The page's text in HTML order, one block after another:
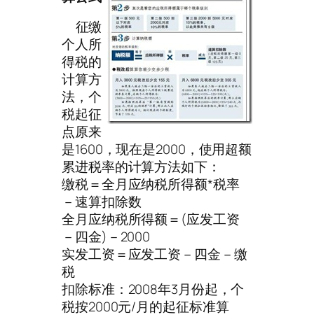
征缴
个人所
得税的
计算方
法，个
税起征
点原来
是1600，现在是2000，使用超额
累进税率的计算方法如下：
缴税＝全月应纳税所得额*税率
－速算扣除数
全月应纳税所得额＝(应发工资
－四金)－2000
实发工资＝应发工资－四金－缴
税
扣除标准：2008年3月份起，个
税按2000元/月的起征标准算